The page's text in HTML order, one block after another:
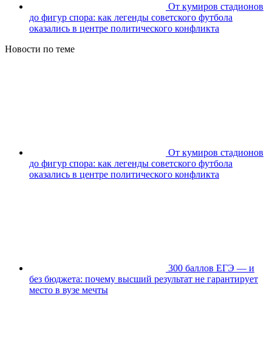
От кумиров стадионов
до фигур спора: как легенды советского футбола
оказались в центре политического конфликта
Новости по теме
От кумиров стадионов
до фигур спора: как легенды советского футбола
оказались в центре политического конфликта
300 баллов ЕГЭ — и
без бюджета: почему высший результат не гарантирует
место в вузе мечты